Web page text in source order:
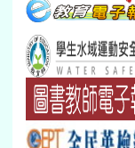
本週_圖書館開放
開學日
第一週